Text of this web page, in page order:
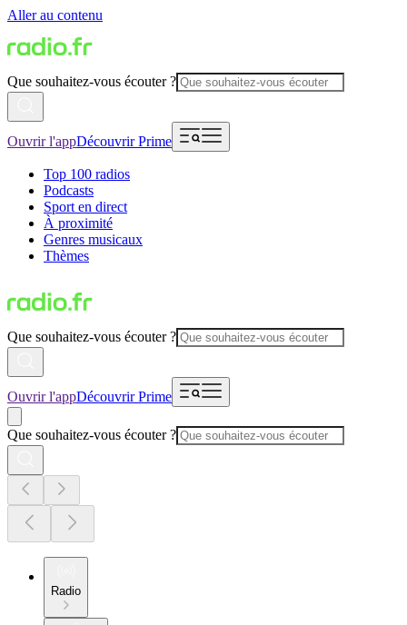
Aller au contenu
Que souhaitez-vous écouter ?
Ouvrir l'appDécouvrir Prime
Top 100 radios
Podcasts
Sport en direct
À proximité
Genres musicaux
Thèmes
Que souhaitez-vous écouter ?
Ouvrir l'appDécouvrir Prime
Que souhaitez-vous écouter ?
Radio